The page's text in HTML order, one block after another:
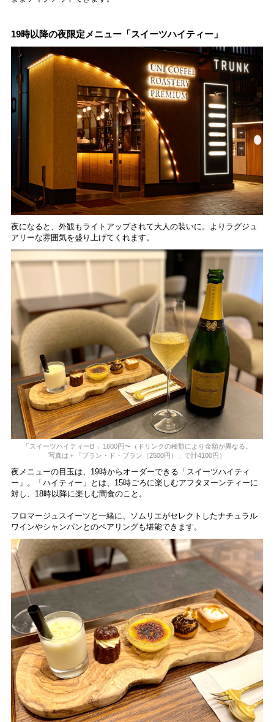
19時以降の夜限定メニュー「スイーツハイティー」
夜になると、外観もライトアップされて大人の装いに。よりラグジュ
アリーな雰囲気を盛り上げてくれます。
「スイーツハイティーB 」1600円〜（ドリンクの種類により金額が異なる。
写真は＋「ブラン・ド・ブラン（2500円）」で計4100円）
夜メニューの目玉は、19時からオーダーできる「スイーツハイティ
ー」。「ハイティー」とは、15時ごろに楽しむアフタヌーンティーに
対し、18時以降に楽しむ間食のこと。
フロマージュスイーツと一緒に、ソムリエがセレクトしたナチュラル
ワインやシャンパンとのペアリングも堪能できます。